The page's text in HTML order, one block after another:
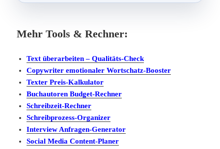
Mehr Tools & Rechner:
Text überarbeiten – Qualitäts-Check
Copywriter emotionaler Wortschatz-Booster
Texter Preis-Kalkulator
Buchautoren Budget-Rechner
Schreibzeit-Rechner
Schreibprozess-Organizer
Interview Anfragen-Generator
Social Media Content-Planer